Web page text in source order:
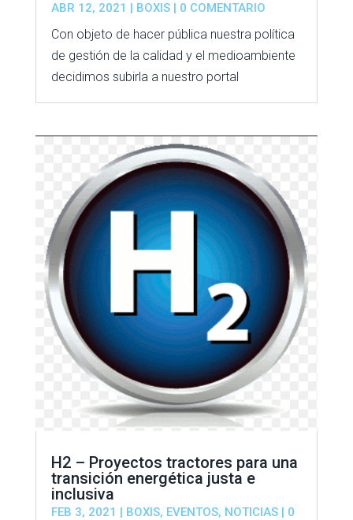
ABR 12, 2021 | BOXIS| 0 COMENTARIO
Con objeto de hacer pública nuestra política
de gestión de la calidad y el medioambiente
decidimos subirla a nuestro portal
H2 – Proyectos tractores para una
transición energética justa e
inclusiva
FEB 3, 2021 | BOXIS, EVENTOS, NOTICIAS| 0